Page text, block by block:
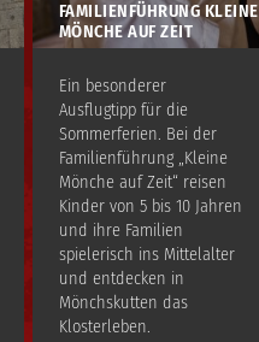
FAMILIENFÜHRUNG KLEINE
MÖNCHE AUF ZEIT
Ein besonderer
Ausflugtipp für die
Sommerferien. Bei der
Familienführung „Kleine
Mönche auf Zeit“ reisen
Kinder von 5 bis 10 Jahren
und ihre Familien
spielerisch ins Mittelalter
und entdecken in
Mönchskutten das
Klosterleben.